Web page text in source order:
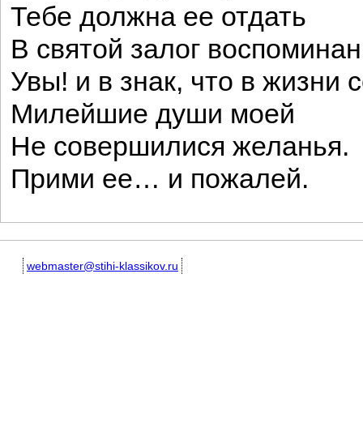
Тебе должна ее отдать
В святой залог
Увы! и в знак, что в жизни
Милейшие души моей
Не совершилися желанья.
Прими ее… и пожалей.
webmaster@stihi-klassikov.ru